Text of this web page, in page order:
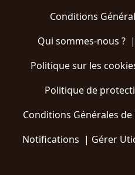
Conditions
Qui sommes-nous ?|
Politique sur les
Politique de
Conditions Générales
Notifications | Gérer